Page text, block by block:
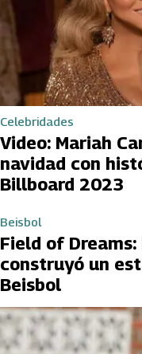
Celebridades
Video: Mariah
navidad con
Billboard 2023
Beisbol
Field of
construyó un
Beisbol